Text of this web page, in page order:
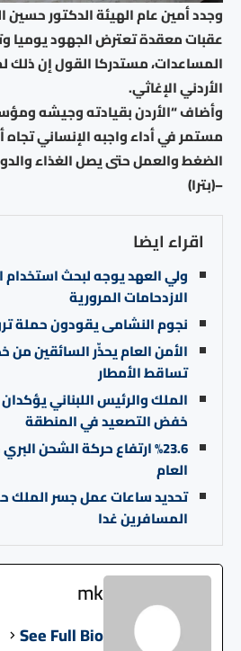
وجدد أمين عام الهيئة الدكتور حسين
عقبات معقدة تعترض الجهود يوميا
المساعدات، مستدركا القول إن ذلك
الأردني الإغاثي.
وأضاف “الأردن بقيادته وجيشه
مستمر في أداء واجبه الإنساني
الضغط والعمل حتى يصل الغذاء
–(بترا)
اقراء ايضا
ولي العهد يوجه لبحث استخدام
الازدحامات المرورية
نجوم النشامى يقودون حملة
الأمن العام يحذّر السائقين من
تساقط الأمطار
الملك والرئيس اللبناني
خفض التصعيد في المنطقة
%23.6 ارتفاع حركة الشحن
العام
تحديد ساعات عمل جسر الملك
المسافرين غدا
mk
See Full Bio